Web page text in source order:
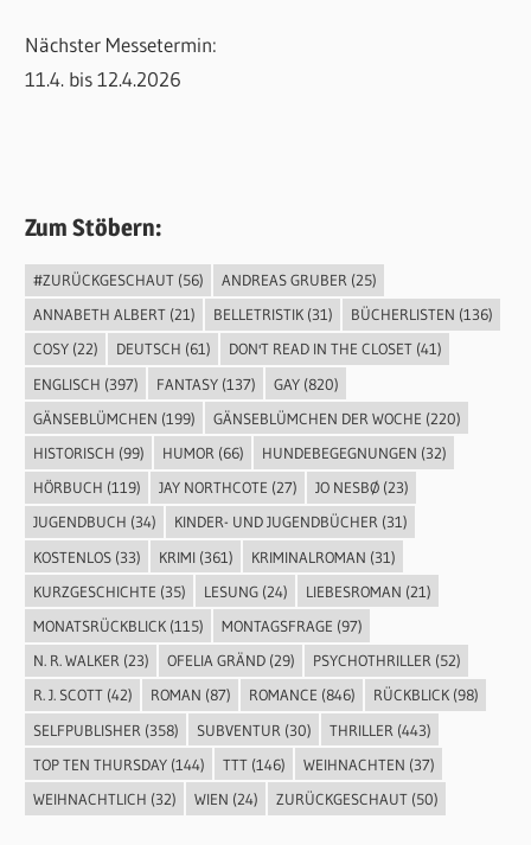
Nächster Messetermin:
11.4. bis 12.4.2026
Zum Stöbern:
#ZURÜCKGESCHAUT(56) ANDREAS GRUBER (25)
ANNABETH ALBERT(21) BELLETRISTIK(31) BÜCHERLISTEN (136)
COSY(22) DEUTSCH (61) DON'T READ IN THE CLOSET(41)
ENGLISCH (397) FANTASY(137) GAY(820)
GÄNSEBLÜMCHEN (199) GÄNSEBLÜMCHEN DER WOCHE (220)
HISTORISCH (99) HUMOR (66) HUNDEBEGEGNUNGEN (32)
HÖRBUCH (119) JAY NORTHCOTE (27) JO NESBØ(23)
JUGENDBUCH (34) KINDER- UND JUGENDBÜCHER(31)
KOSTENLOS(33) KRIMI(361) KRIMINALROMAN (31)
KURZGESCHICHTE (35) LESUNG(24) LIEBESROMAN (21)
MONATSRÜCKBLICK(115) MONTAGSFRAGE (97)
N. R. WALKER (23) OFELIA GRÄND(29) PSYCHOTHRILLER (52)
R. J. SCOTT(42) ROMAN (87) ROMANCE (846) RÜCKBLICK(98)
SELFPUBLISHER (358) SUBVENTUR (30) THRILLER (443)
TOP TEN THURSDAY(144) TTT(146) WEIHNACHTEN (37)
WEIHNACHTLICH (32) WIEN (24) ZURÜCKGESCHAUT(50)